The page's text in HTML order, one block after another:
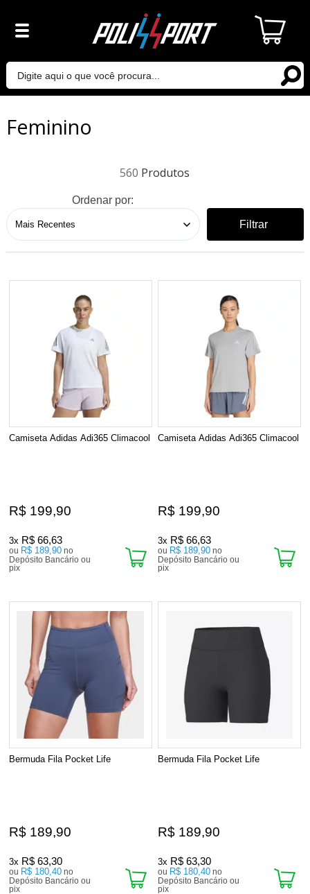
Feminino
560
Ordenar por:
Filtrar
Camiseta Adidas Adi365 Climacool
R$ 199,90
3x R$ 66,63
ou R$ 189,90 no
Depósito Bancário ou
pix
Camiseta Adidas Adi365 Climacool
R$ 199,90
3x R$ 66,63
ou R$ 189,90 no
Depósito Bancário ou
pix
Bermuda Fila Pocket Life
R$ 189,90
3x R$ 63,30
ou R$ 180,40 no
Depósito Bancário ou
pix
Bermuda Fila Pocket Life
R$ 189,90
3x R$ 63,30
ou R$ 180,40 no
Depósito Bancário ou
pix